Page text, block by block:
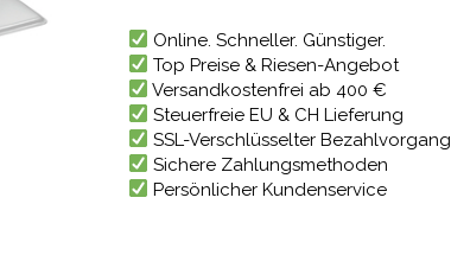
Online. Schneller. Günstiger.
Top Preise & Riesen-Angebot
Versandkostenfrei ab 400 €
Steuerfreie EU & CH Lieferung
SSL-Verschlüsselter Bezahlvorgang
Sichere Zahlungsmethoden
Persönlicher Kundenservice